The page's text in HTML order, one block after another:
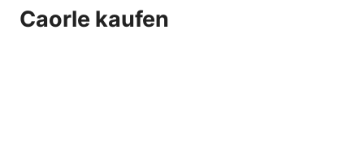
Caorle kaufen